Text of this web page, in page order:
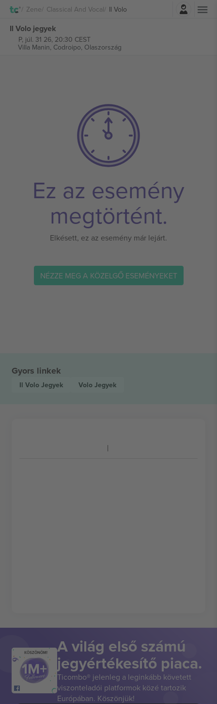
Zene Classical And Vocal Il VoloBelépés
Il Volo jegyek
P, júl. 31 26, 20:30 CEST
Villa Manin, Codroipo, Olaszország
Ez az esemény
megtörtént.
Elkésett, ez az esemény már lejárt.
NÉZZE MEG A KÖZELGŐ ESEMÉNYEKET
Gyors linkek
Il Volo Jegyek Volo Jegyek
KÖSZÖNÖM! A világ első számú
jegyértékesítő piaca.
Ticombo® jelenleg a leginkább követett
viszonteladói platformok közé tartozik
Európában. Köszönjük!